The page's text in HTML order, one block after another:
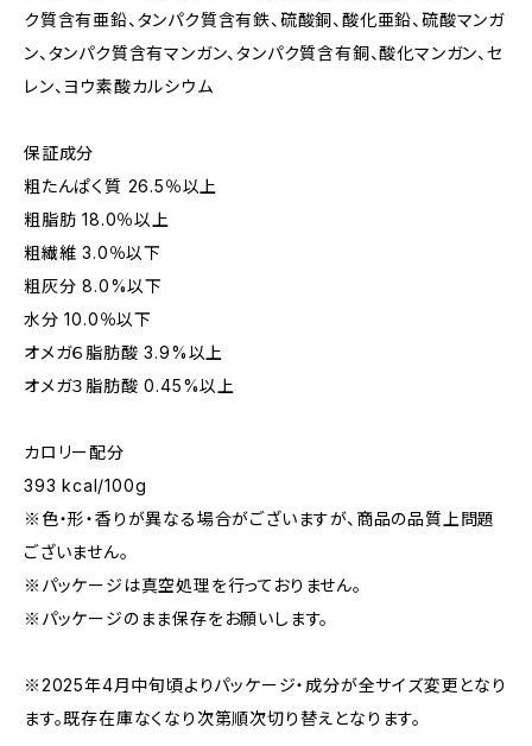
ク質含有亜鉛、タンパク質含有鉄、硫酸銅、酸化亜鉛、硫酸マンガ
ン、タンパク質含有マンガン、タンパク質含有銅、酸化マンガン、セ
レン、ヨウ素酸カルシウム
保証成分
粗たんぱく質 26.5％以上
粗脂肪 18.0％以上
粗繊維 3.0％以下
粗灰分 8.0%以下
水分 10.0％以下
オメガ６脂肪酸 3.9%以上
オメガ３脂肪酸 0.45%以上
カロリー配分
393 kcal/100g
※色・形・香りが異なる場合がございますが、商品の品質上問題
ございません。
※パッケージは真空処理を行っておりません。
※パッケージのまま保存をお願いします。
※2025年4月中旬頃よりパッケージ・成分が全サイズ変更となり
ます。既存在庫なくなり次第順次切り替えとなります。